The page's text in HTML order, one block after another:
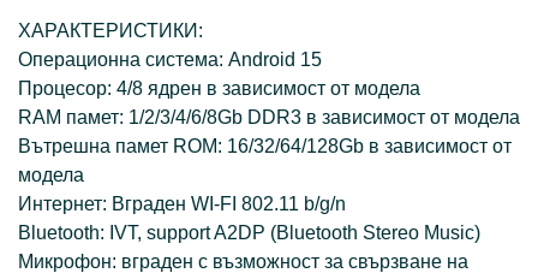
ХАРАКТЕРИСТИКИ:
Операционна система: Android 15
Процесор: 4/8 ядрен в зависимост от модела
RAM памет: 1/2/3/4/6/8Gb DDR3 в зависимост от модела
Вътрешна памет ROM: 16/32/64/128Gb в зависимост от
модела
Интернет: Вграден WI-FI 802.11 b/g/n
Bluetooth: IVT, support A2DP (Bluetooth Stereo Music)
Микрофон: вграден с възможност за свързване на